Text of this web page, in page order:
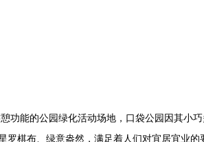
能的公园绿化活动场地，口袋公园因其小巧
罗棋布、绿意盎然，满足着人们对宜居宜业